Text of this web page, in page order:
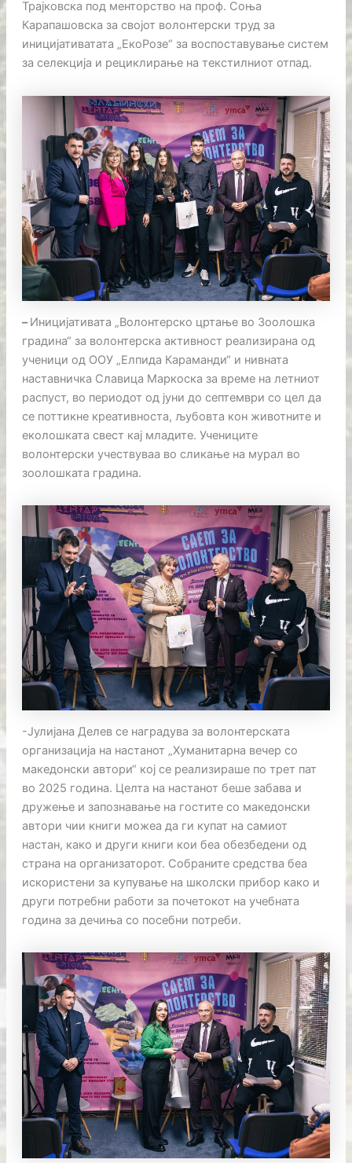
Трајковска под менторство на проф. Соња
Карапашовска за својот волонтерски труд за
иницијативатата „ЕкоРозе“ за воспоставување систем
за селекција и рециклирање на текстилниот отпад.
–Иницијативата „Волонтерско цртање во Зоолошка
градина“ за волонтерска активност реализирана од
ученици од ООУ „Елпида Караманди“ и нивната
наставничка Славица Маркоска за време на летниот
распуст, во периодот од јуни до септември со цел да
се поттикне креативноста, љубовта кон животните и
еколошката свест кај младите. Учениците
волонтерски учествуваа во сликање на мурал во
зоолошката градина.
-Јулијана Делев се наградува за волонтерската
организација на настанот „Хуманитарна вечер со
македонски автори“ кој се реализираше по трет пат
во 2025 година. Целта на настанот беше забава и
дружење и запознавање на гостите со македонски
автори чии книги можеа да ги купат на самиот
настан, како и други книги кои беа обезбедени од
страна на организаторот. Собраните средства беа
искористени за купување на школски прибор како и
други потребни работи за почетокот на учебната
година за дечиња со посебни потреби.